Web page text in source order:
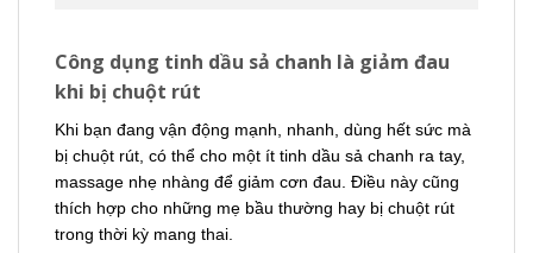
Công dụng tinh dầu sả chanh là giảm đau
khi bị chuột rút
Khi bạn đang vận động mạnh, nhanh, dùng hết sức mà
bị chuột rút, có thể cho một ít tinh dầu sả chanh ra tay,
massage nhẹ nhàng để giảm cơn đau. Điều này cũng
thích hợp cho những mẹ bầu thường hay bị chuột rút
trong thời kỳ mang thai.